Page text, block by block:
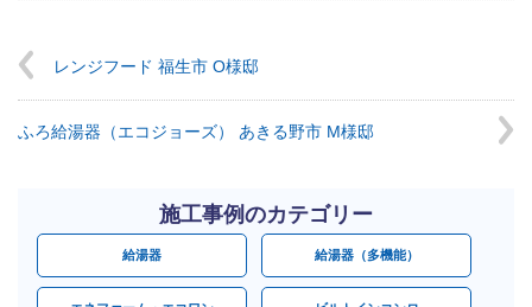
レンジフード 福生市 O様邸
ふろ給湯器（エコジョーズ） あきる野市 M様邸
施工事例のカテゴリー
給湯器 給湯器（多機能）